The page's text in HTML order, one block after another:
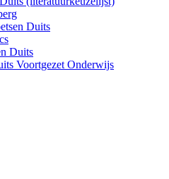
Duits
Duits
Voortgezet Onderwijs